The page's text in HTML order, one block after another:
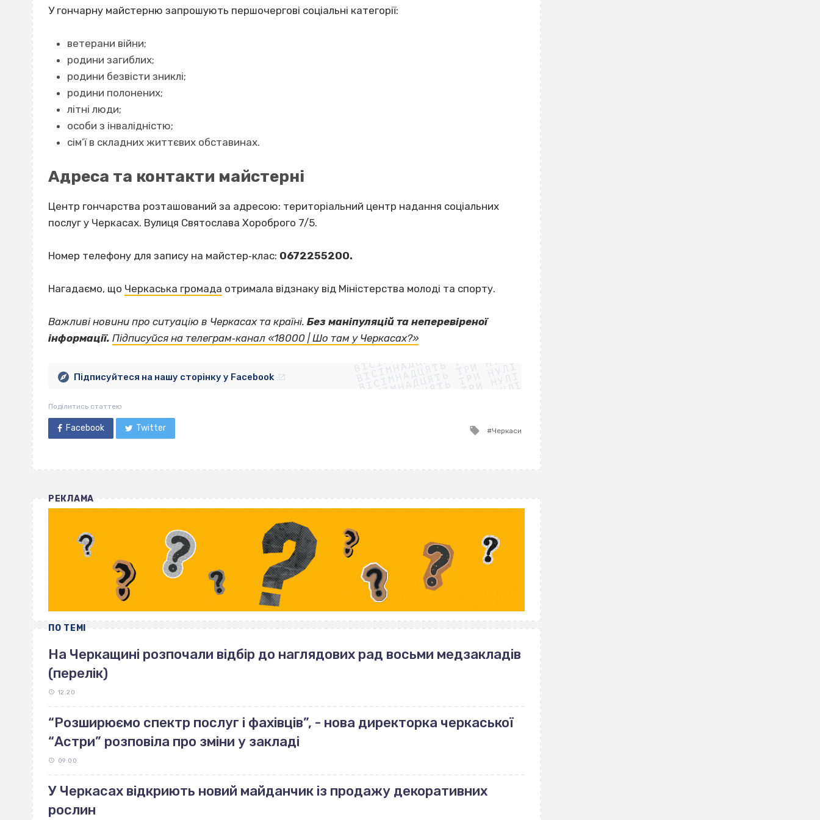
У гончарну майстерню запрошують першочергові соціальні категорії:
ветерани війни;
родини загиблих;
родини безвісти зниклі;
родини полонених;
літні люди;
особи з інвалідністю;
сім’ї в складних життєвих обставинах.
Адреса та контакти майстерні
Центр гончарства розташований за адресою: територіальний центр надання соціальних
послуг у Черкасах. Вулиця Святослава Хороброго 7/5.
Номер телефону для запису на майстер‐клас: 0672255200.
Нагадаємо, що Черкаська громада отримала відзнаку від Міністерства молоді та спорту.
Важливі новини про ситуацію в Черкасах та країні. Без маніпуляцій та неперевіреної
інформації. Підписуйся на телеграм‐канал «18000 | Шо там у Черкасах?»ВІСІМНАДЦЯТЬ ТРИ НУЛІ
ВІСІМНАДЦЯТЬ ТРИ НУЛІ
ВІСІМНАДЦЯТЬ ТРИ НУЛІ
ВІСІМНАДЦЯТЬ ТРИ НУЛІ
ВІСІМНАДЦЯТЬ ТРИ НУЛІ
ВІСІМНАДЦЯТЬ ТРИ НУЛІ
ВІСІМНАДЦЯТЬ ТРИ НУЛІ
ВІСІМНАДЦЯТЬ ТРИ НУЛІ
Підписуйтеся на нашу сторінку у Facebook
Поділитись статтею
Facebook Twitter
Tagged
Черкаси
РЕКЛАМА
ПО ТЕМІ
На Черкащині розпочали відбір до наглядових рад восьми медзакладів
(перелік)
12:20
“Розширюємо спектр послуг і фахівців”, - нова директорка черкаської
“Астри” розповіла про зміни у закладі
09:00
У Черкасах відкриють новий майданчик із продажу декоративних
рослин